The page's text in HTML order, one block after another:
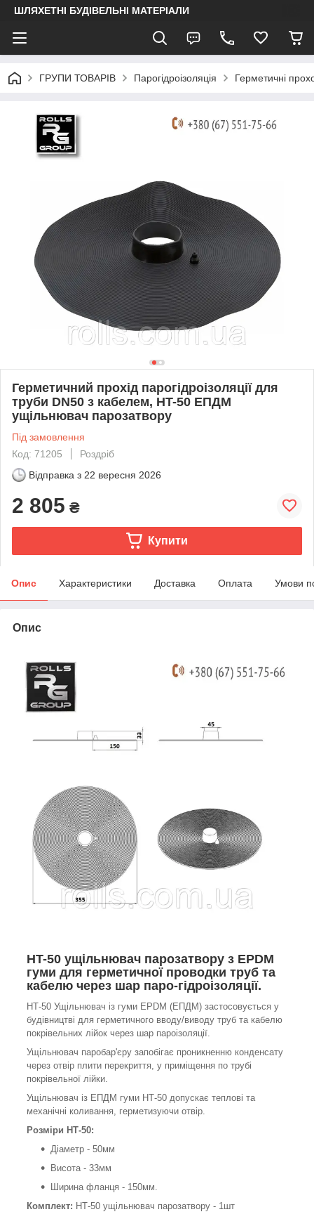
ШЛЯХЕТНІ БУДІВЕЛЬНІ МАТЕРІАЛИ
ГРУПИ ТОВАРІВ Парогідроізоляція Герметичні
Герметичний прохід парогідроізоляції для
труби DN50 з кабелем, HT-50 ЕПДМ
ущільнювач парозатвору
Під замовлення
Код: 71205
Роздріб
Відправка з 22 вересня 2026
2 805 ₴
Купити
Опис Характеристики Доставка Оплата Умови
Опис
HT-50 ущільнювач парозатвору з EPDM
гуми для герметичної проводки труб та
кабелю через шар паро-гідроізоляції.
НТ-50 Ущільнювач із гуми EPDM (ЕПДМ) застосовується у
будівництві для герметичного вводу/виводу труб та кабелю
покрівельних лійок через шар пароізоляції.
Ущільнювач паробар'єру запобігає проникненню конденсату
через отвір плити перекриття, у приміщення по трубі
покрівельної лійки.
Ущільнювач із ЕПДМ гуми НТ-50 допускає теплові та
механічні коливання, герметизуючи отвір.
Розміри НТ-50:
Діаметр - 50мм
Висота - 33мм
Ширина фланця - 150мм.
Комплект: НТ-50 ущільнювач парозатвору - 1шт